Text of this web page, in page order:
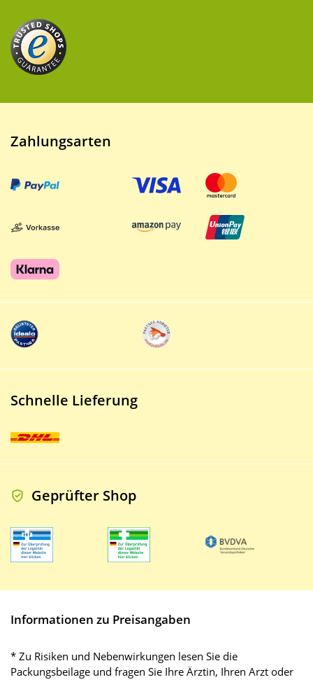
Zahlungsarten
Schnelle Lieferung
Geprüfter Shop
Informationen zu Preisangaben
* Zu Risiken und Nebenwirkungen lesen Sie die
Packungsbeilage und fragen Sie Ihre Ärztin, Ihren Arzt oder